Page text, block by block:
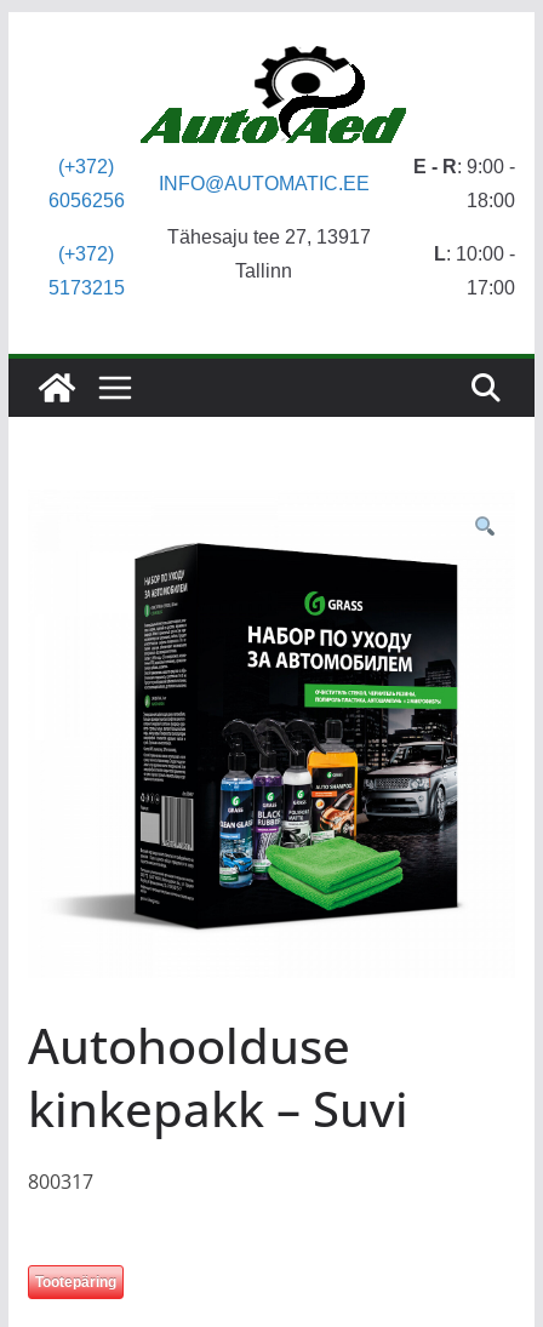
(+372)
6056256
(+372)
5173215
INFO@AUTOMATIC.EE
Tähesaju tee 27, 13917
Tallinn
E - R: 9:00 -
18:00
L: 10:00 -
17:00
Autohoolduse
kinkepakk – Suvi
800317
Tootepäring